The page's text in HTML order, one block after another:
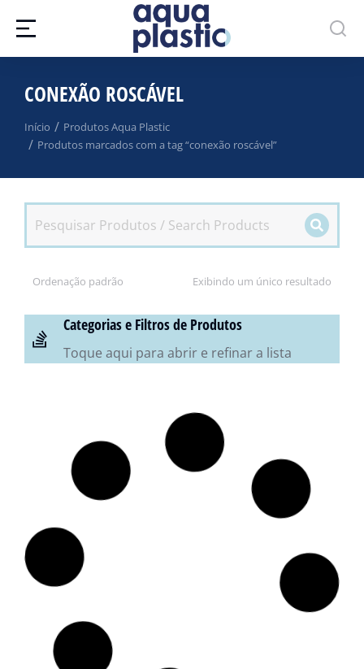
CONEXÃO ROSCÁVEL
Você está aqui:
Início
Produtos Aqua Plastic
Produtos marcados com a tag “conexão roscável”
Exibindo um único resultado
Categorias e Filtros de Produtos
Toque aqui para abrir e refinar a lista